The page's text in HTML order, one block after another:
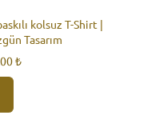
kolsuz T-Shirt |
Tasarım
₺Fiyat
Bu
birden